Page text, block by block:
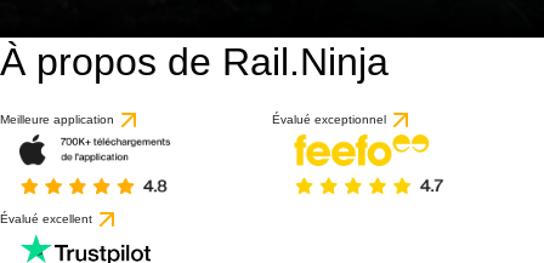
À propos de Rail.Ninja
Meilleure application Évalué exceptionnel
Évalué excellent